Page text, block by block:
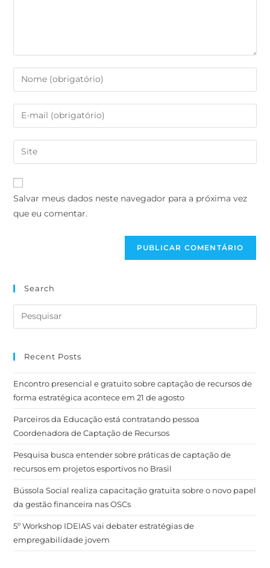
Salvar meus dados neste navegador para a próxima vez
que eu comentar.
Search
Recent Posts
Encontro presencial e gratuito sobre captação de recursos de
forma estratégica acontece em 21 de agosto
Parceiros da Educação está contratando pessoa
Coordenadora de Captação de Recursos
Pesquisa busca entender sobre práticas de captação de
recursos em projetos esportivos no Brasil
Bússola Social realiza capacitação gratuita sobre o novo papel
da gestão financeira nas OSCs
5º Workshop IDEIAS vai debater estratégias de
empregabilidade jovem